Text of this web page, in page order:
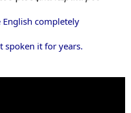
English completely
spoken it for years.